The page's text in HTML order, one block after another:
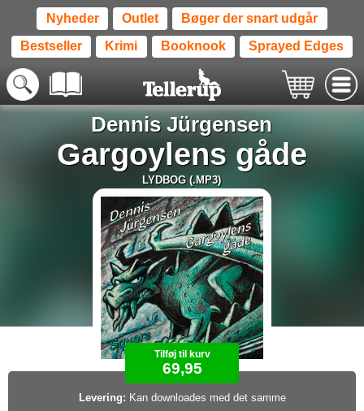
Nyheder Outlet Bøger der snart udgår
Bestseller Krimi Booknook Sprayed Edges
Dennis Jürgensen
Gargoylens gåde
LYDBOG (.MP3)
Tilføj til kurv
69,95
Levering: Kan downloades med det samme